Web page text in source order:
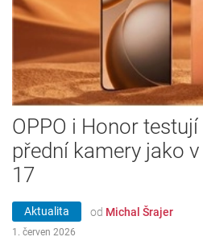
OPPO i Honor
přední kamery jako
17
Aktualita od Michal Šrajer
1. červen 2026